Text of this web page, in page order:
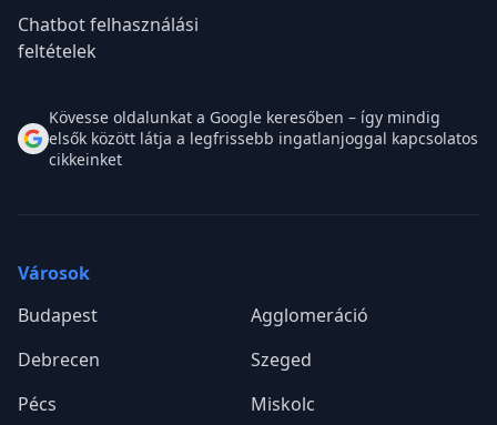
Chatbot felhasználási
feltételek
Kövesse oldalunkat a Google keresőben – így mindig
elsők között látja a legfrissebb ingatlanjoggal kapcsolatos
cikkeinket
Városok
Budapest
Agglomeráció
Debrecen
Szeged
Pécs
Miskolc